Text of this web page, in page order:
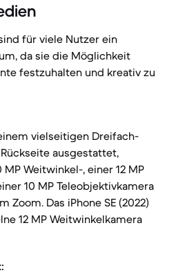
für viele Nutzer ein
da sie die Möglichkeit
festzuhalten und kreativ zu
vielseitigen Dreifach-
ausgestattet,
Weitwinkel-, einer 12 MP
10 MP Teleobjektivkamera
Das iPhone SE (2022)
12 MP Weitwinkelkamera